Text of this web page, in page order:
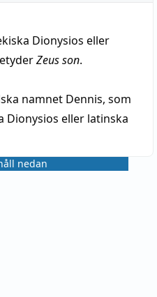
Dionysios eller
Zeus son.
namnet Dennis, som
eller latinska
nedan